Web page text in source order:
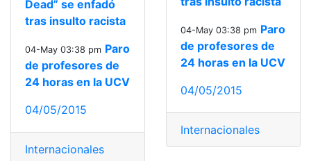
Dead” se enfadó
tras insulto racista
04-May 03:38 pm Paro
de profesores de
24 horas en la UCV
04/05/2015
Internacionales
04-May 03:38 pm Paro
de profesores de
24 horas en la UCV
04/05/2015
Internacionales